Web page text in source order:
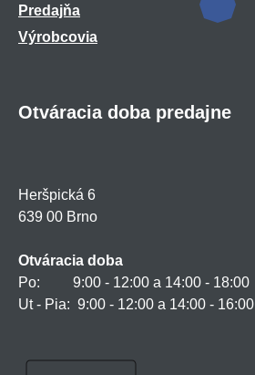
Predajňa
Výrobcovia
Otváracia doba predajne
Heršpická 6
639 00 Brno
Otváracia doba
Po: 9:00 - 12:00 a 14:00 - 18:00
Ut - Pia: 9:00 - 12:00 a 14:00 - 16:00